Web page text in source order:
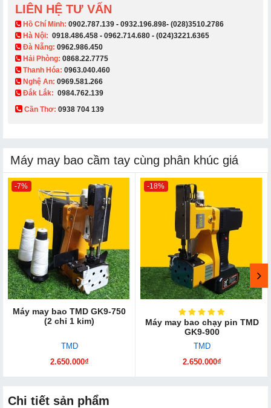
LIÊN HỆ TƯ VẤN
​ Hồ Chí Minh: 0902.787.139 - 0932.196.898- (028)3510.2786
Hà Nội: 0918.486.458 - 0962.714.680 - (024)3221.6365
Đà Nẵng: 0962.986.450
Hải Phòng: 0868.22.7775
Thanh Hóa: 0963.040.460
Nghệ An: 0969.581.266
Đắk Lắk: 0984.762.139
Cần Thơ: 0938 704 139​
Máy may bao cầm tay cùng phân khúc giá
-7%
Máy may bao TMD GK9-750
(2 chỉ 1 kim)
TMD
2.650.000₫
-18%
Máy may bao chạy pin TMD
GK9-900
TMD
2.650.000₫
Chi tiết sản phẩm